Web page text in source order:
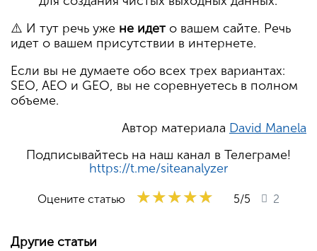
⚠️ И тут речь уже не идет о вашем сайте. Речь
идет о вашем присутствии в интернете.
Если вы не думаете обо всех трех вариантах:
SEO, AEO и GEO, вы не соревнуетесь в полном
объеме.
Автор материала David Manela
Подписывайтесь на наш канал в Телеграме!
https://t.me/siteanalyzer
Оцените статью ★★★★★
★★★★★
★★★★★ 5/5 2
Другие статьи